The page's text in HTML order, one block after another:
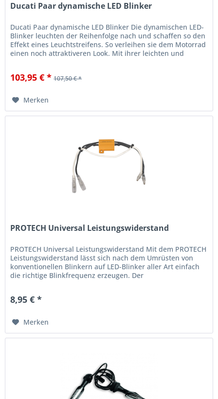
Ducati Paar dynamische LED Blinker
Ducati Paar dynamische LED Blinker Die dynamischen LED-
Blinker leuchten der Reihenfolge nach und schaffen so den
Effekt eines Leuchtstreifens. So verleihen sie dem Motorrad
einen noch attraktiveren Look. Mit ihrer leichten und
103,95 € * 107,50 € *
Merken
PROTECH Universal Leistungswiderstand
PROTECH Universal Leistungswiderstand Mit dem PROTECH
Leistungswiderstand lässt sich nach dem Umrüsten von
konventionellen Blinkern auf LED-Blinker aller Art einfach
die richtige Blinkfrequenz erzeugen. Der
8,95 € *
Merken